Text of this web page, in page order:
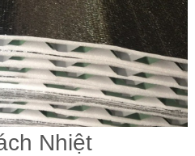
Nóng An Tâm
Nhiệt